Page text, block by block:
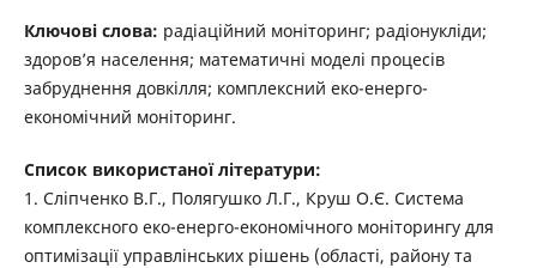
Ключові слова: радіаційний моніторинг; радіонукліди;
здоров’я населення; математичні моделі процесів
забруднення довкілля; комплексний еко-енерго-
економічний моніторинг.
Список використаної літератури:
1. Сліпченко В.Г., Полягушко Л.Г., Круш О.Є. Система
комплексного еко-енерго-економічного моніторингу для
оптимізації управлінських рішень (області, району та